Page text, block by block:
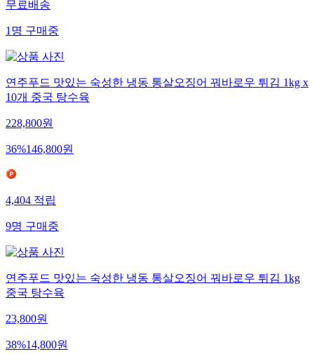
무료배송
1명구매중
연주푸드 맛있는 숙성한 냉동 통살오징어 꿔바로우 튀김 1kg x
10개 중국 탕수육
228,800원
36%146,800원
4,404적립
9명구매중
연주푸드 맛있는 숙성한 냉동 통살오징어 꿔바로우 튀김 1kg
중국 탕수육
23,800원
38%14,800원